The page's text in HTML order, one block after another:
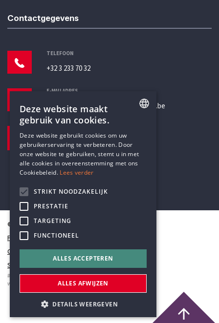
Contactgegevens
TELEFOON
+32 3 233 70 32
E-MAILADRES
secretariaat@humanistischverbond.be
Pottenbrug 4
Antwerpen, 2000
© Humanistisch Verbond 2026
Privacy
Cookiestatement
Sitemap
#codedwithlove byCodelines
webapplicaties
mobiele apps&maatwerk websites
DUTCH
Deze website maakt
gebruik van cookies.
Deze website gebruikt cookies om uw
gebruikerservaring te verbeteren. Door
onze website te gebruiken, stemt u in met
alle cookies in overeenstemming met ons
Cookiebeleid. Lees verder
STRIKT NOODZAKELIJK
PRESTATIE
TARGETING
FUNCTIONEEL
ALLES ACCEPTEREN
ALLES AFWIJZEN
DETAILS WEERGEVEN